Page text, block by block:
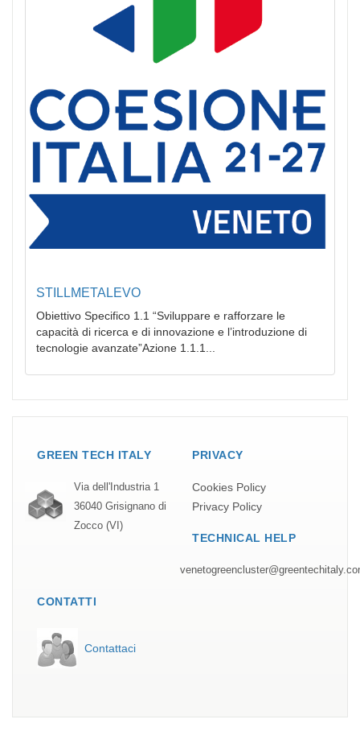
STILLMETALEVO
Obiettivo Specifico 1.1 “Sviluppare e rafforzare le
capacità di ricerca e di innovazione e l’introduzione di
tecnologie avanzate”Azione 1.1.1...
GREEN TECH ITALY
Via dell'Industria 1
36040 Grisignano di
Zocco (VI)
PRIVACY
Cookies Policy
Privacy Policy
TECHNICAL HELP
CONTATTI
Contattaci